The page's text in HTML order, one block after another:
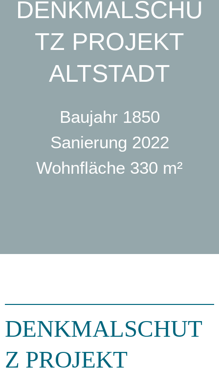
DENKMALSCHU
TZ PROJEKT
ALTSTADT
Baujahr 1850
Sanierung 2022
Wohnfläche 330 m²
DENKMALSCHUT
Z PROJEKT